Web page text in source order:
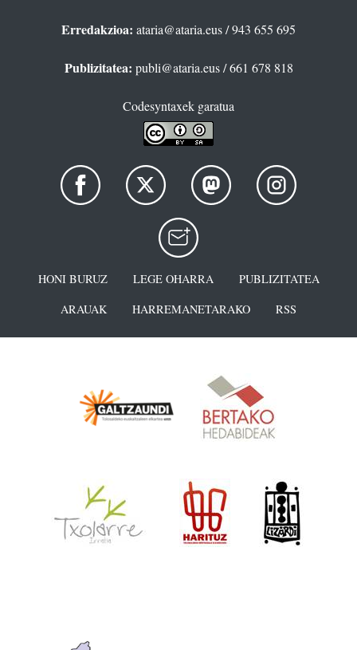
Erredakzioa: ataria@ataria.eus/ 943 655 695
Publizitatea: publi@ataria.eus/ 661 678 818
Codesyntaxek garatua
HONI BURUZ LEGE OHARRA
PUBLIZITATEA
ARAUAK
HARREMANETARAKO RSS